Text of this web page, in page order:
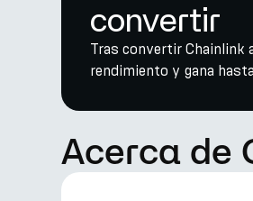
convertir
Tras convertir Chainlink
rendimiento y gana
Acerca de